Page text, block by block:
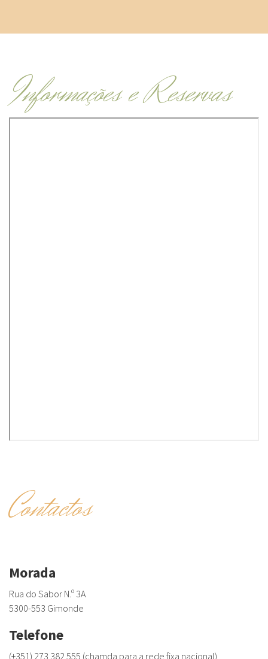
Informações e Reservas
Contactos
Morada
Rua do Sabor N.º 3A
5300-553 Gimonde
Telefone
(+351) 273 382 555 (chamda para a rede fixa nacional)